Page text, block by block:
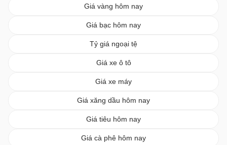
Giá vàng hôm nay
Giá bạc hôm nay
Tỷ giá ngoại tệ
Giá xe ô tô
Giá xe máy
Giá xăng dầu hôm nay
Giá tiêu hôm nay
Giá cà phê hôm nay